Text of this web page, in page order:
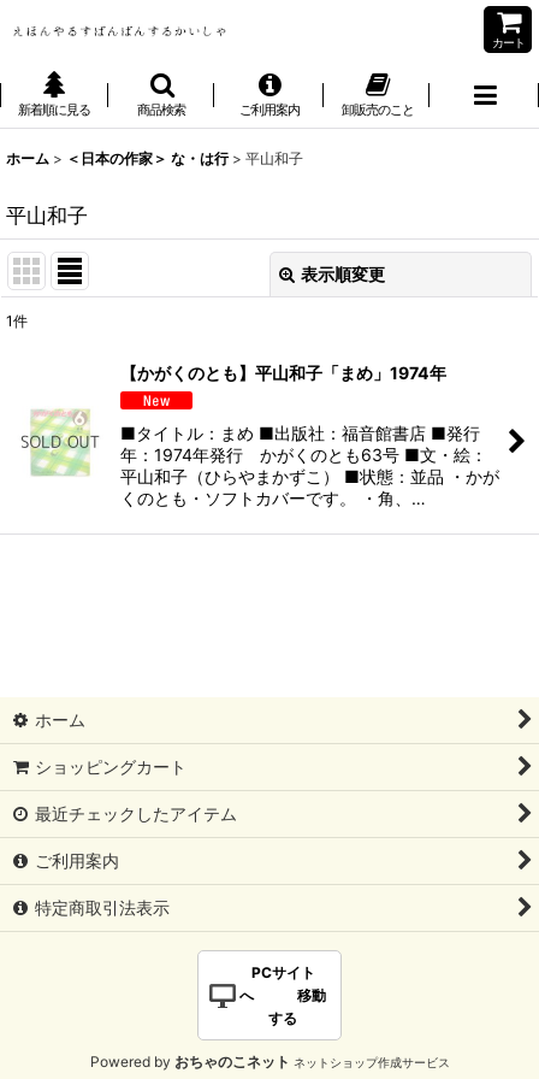
カート
新着順に見る 商品検索 ご利用案内 卸販売のこと
ホーム > ＜日本の作家＞ な・は行 > 平山和子
平山和子
表示順変更
並び順:
絞り込む
1件
【かがくのとも】平山和子「まめ」1974年
■タイトル：まめ ■出版社：福音館書店 ■発行
年：1974年発行 かがくのとも63号 ■文・絵：
平山和子（ひらやまかずこ） ■状態：並品 ・かが
くのとも・ソフトカバーです。 ・角、…
ホーム
ショッピングカート
最近チェックしたアイテム
ご利用案内
特定商取引法表示
PCサイト
へ 移動
する
Powered by おちゃのこネット ネットショップ作成サービス